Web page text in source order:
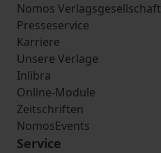
Nomos Verlagsgesellschaft
Presseservice
Karriere
Unsere Verlage
Inlibra
Online-Module
Zeitschriften
NomosEvents
Service